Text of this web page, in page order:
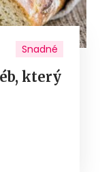
Snadné
který